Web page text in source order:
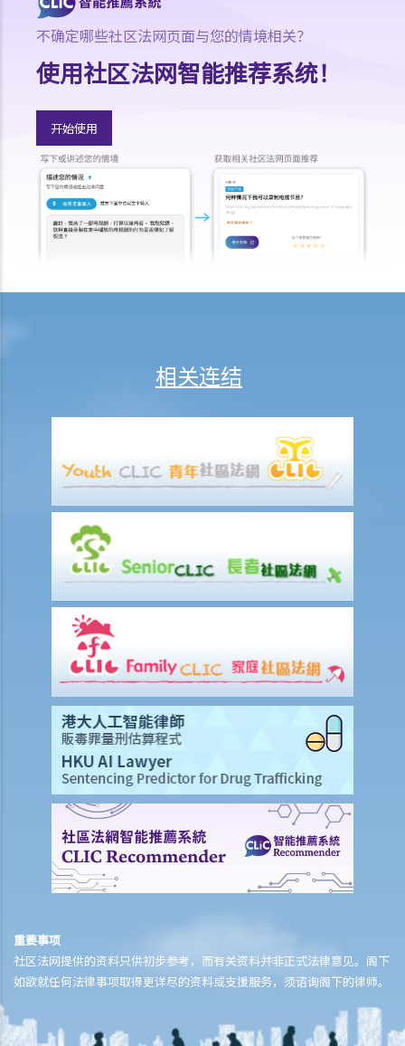
果，并不一定是「危险驾驶」（香港特别行政区 诉 林志发）
5. 判刑
a. 法定判刑
在酒类或药物影响下驾驶
1. 罪行元素
a. 「掌管汽车」
b. 「没有能力妥当地控制该汽车」
a. 进行呼气测试的责任
逃避《道路交通条例》（香港法例第374章）第39或39A条的刑责，他编
病细菌，我可不愿做这种测试」。D先生这个做法行得通吗？
2. D女士在酒吧喝了几杯后开车回家，途中被警方截停，并被要求进行
随机抽样呼气测试。D女士知道她不能拒绝做测试，但她故意在吹气孔
b. 进行药物测试的责任
c. 提供样本以作分析的责任
1. A女士驾驶汽车时撞向前面的车辆。警务人员到达现场，发现A女士脚
步虚浮，说话含糊不清，而且满身酒气。基于A女士这种情况，警员认
为不能在现场为她进行呼气测试。其后，A女士被带到医院，但她仍处
于明显醉酒的状态。一名警员要求她提供尿液样本作化验。A女士发现
当时没有女性警务人员在场，遂拒绝提供尿液样本。警员和医院的医生
于是寻求A女士的同意，提取血液样本。她再次拒绝，并说：「我不信
任你们的医生和设备。我怎么知道你的针筒有没有被爱滋病污染？我可
不会把血给你。」A女士最终没有提供任何呼气、尿液或血液样本。A女
士上述的拒绝理由是否合理呢？
3. 判刑
a. 罚款及监禁
b. 取消驾驶执照
c. 酒后驾驶与没有提供样本
1. 与驾驶执照有关
a. 一般
Q1. 持有学习者驾驶执照的人士可以用他/她的电单车提供送外卖的服务
吗？
不确定哪些社区法网页面与您的情境相关？
使用社区法网智能推荐系统！
开始使用
相关连结
重要事项
社区法网提供的资料只供初步参考，而有关资料并非正式法律意见。阁下
如欲就任何法律事项取得更详尽的资料或支援服务，须谘询阁下的律师。